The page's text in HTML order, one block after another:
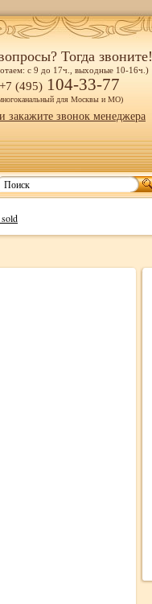
Тогда звоните!
с 9 до 17ч., выходные 10-16ч.)
+7 (495) 104-33-77
для Москвы и МО)
закажите звонок менеджера